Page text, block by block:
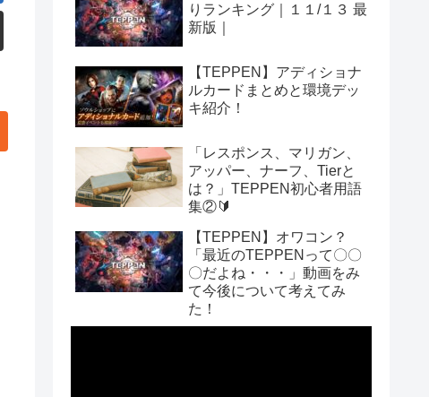
りランキング｜１１/１３ 最
新版｜
【TEPPEN】アディショナ
ルカードまとめと環境デッ
キ紹介！
「レスポンス、マリガン、
アッパー、ナーフ、Tierと
は？」TEPPEN初心者用語
集②🔰
【TEPPEN】オワコン？
「最近のTEPPENって〇〇
〇だよね・・・」動画をみ
て今後について考えてみ
た！